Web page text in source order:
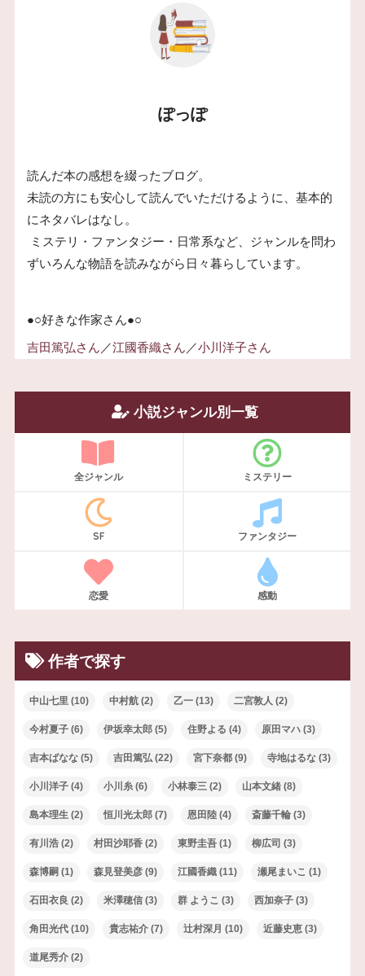
ぽっぽ
読んだ本の感想を綴ったブログ。
未読の方にも安心して読んでいただけるように、基本的
にネタバレはなし。
ミステリ・ファンタジー・日常系など、ジャンルを問わ
ずいろんな物語を読みながら日々暮らしています。
●○好きな作家さん●○
吉田篤弘さん／江國香織さん／小川洋子さん
小説ジャンル別一覧
全ジャンル ミステリー
SF ファンタジー
恋愛 感動
作者で探す
中山七里 (10) 中村航(2) 乙一(13) 二宮敦人 (2)
今村夏子(6) 伊坂幸太郎(5) 住野よる (4) 原田マハ(3)
吉本ばなな(5) 吉田篤弘(22) 宮下奈都(9) 寺地はるな(3)
小川洋子(4) 小川糸(6) 小林泰三(2) 山本文緒(8)
島本理生(2) 恒川光太郎(7) 恩田陸(4) 斎藤千輪(3)
有川浩(2) 村田沙耶香(2) 東野圭吾(1) 柳広司 (3)
森博嗣 (1) 森見登美彦(9) 江國香織(11) 瀬尾まいこ (1)
石田衣良 (2) 米澤穂信(3) 群 ようこ (3) 西加奈子(3)
角田光代(10) 貴志祐介(7) 辻村深月 (10) 近藤史恵(3)
道尾秀介(2)